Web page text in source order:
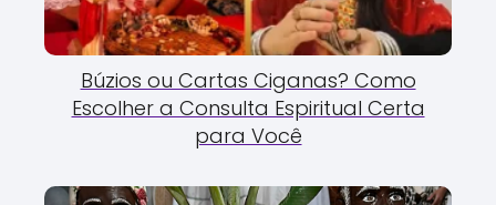
Búzios ou Cartas Ciganas? Como
Escolher a Consulta Espiritual Certa
para Você